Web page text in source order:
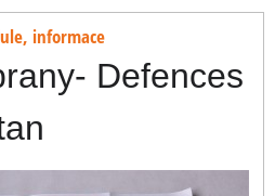
informace
Defences